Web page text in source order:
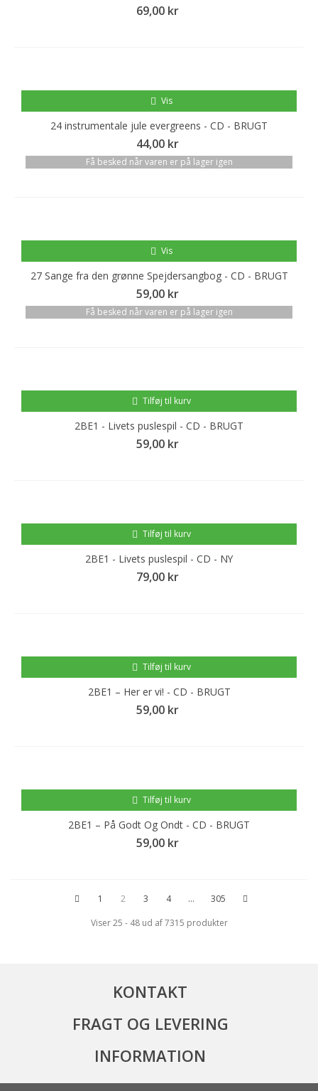
69,00 kr
Vis
24 instrumentale jule evergreens - CD - BRUGT
44,00 kr
Få besked når varen er på lager igen
Vis
27 Sange fra den grønne Spejdersangbog - CD - BRUGT
59,00 kr
Få besked når varen er på lager igen
Tilføj til kurv
2BE1 - Livets puslespil - CD - BRUGT
59,00 kr
Tilføj til kurv
2BE1 - Livets puslespil - CD - NY
79,00 kr
Tilføj til kurv
2BE1 – Her er vi! - CD - BRUGT
59,00 kr
Tilføj til kurv
2BE1 – På Godt Og Ondt - CD - BRUGT
59,00 kr
1 2 3 4 ...
305
Viser 25 - 48 ud af 7315 produkter
KONTAKT
FRAGT OG LEVERING
INFORMATION